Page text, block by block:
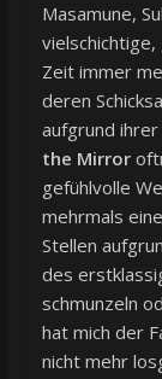
Masamune,
Zeit immer
deren
aufgrund
the Mirror
gefühlvolle
mehrmals
Stellen
des
schmunzeln
hat mich der
nicht mehr